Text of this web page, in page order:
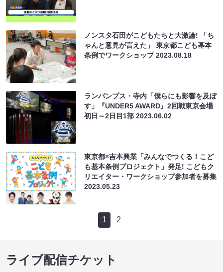
ノンスタ石田がこどもたちと大激論! 「ち
ゃんと意見が言えた」 東京都こども基本
条例でワークショップ2023.08.18
ランパンプス・寺内「僕らにも影響を及ぼ
す」『UNDER5 AWARD』2回戦東京会場
初日～2日目1部2023.06.02
東京都×吉本興業「みんなでつくる！こど
も基本条例プロジェクト」発足! こどもク
リエイター・ワークショップ参加者を募集
2023.05.23
1 2
ライブ配信チケット